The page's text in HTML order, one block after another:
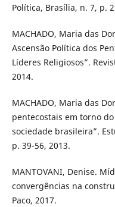
Política, Brasília, n. 7, p.
MACHADO, Maria das
Ascensão Política dos
Líderes Religiosos”.
2014.
MACHADO, Maria das
pentecostais em torno
sociedade brasileira”.
p. 39-56, 2013.
MANTOVANI, Denise.
convergências na
Paco, 2017.